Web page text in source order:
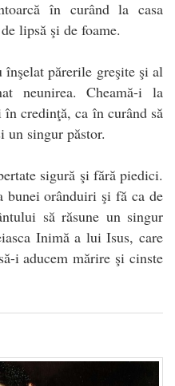
în curând la casa
lipsă şi de foame.
părerile greşite şi al
neunirea. Cheamă-i la
credinţă, ca în curând să
un singur păstor.
sigură şi fără piedici.
bunei orânduiri şi fă ca de
să răsune un singur
Inimă a lui Isus, care
i aducem mărire şi cinste